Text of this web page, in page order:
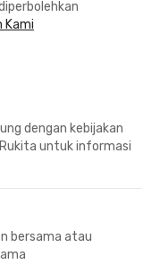
Kami
dengan kebijakan
untuk informasi
bersama atau